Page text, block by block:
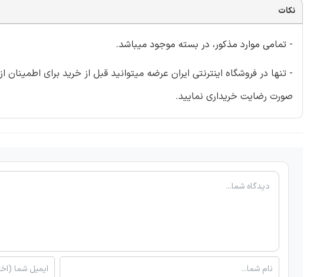
نکات
- تمامی موارد مذکور، در بسته موجود میباشد.
- تنها در فروشگاه اینترنتی ایران عرضه میتوانید قبل از خرید برای
صورت رضایت خریداری نمایید.